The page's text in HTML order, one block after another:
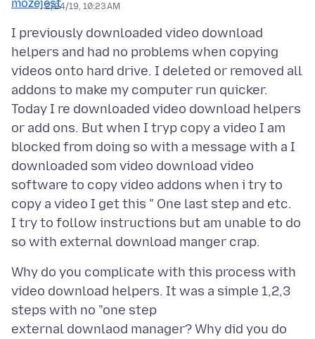
2/24/19, 10:23 AM
I previously downloaded video download
helpers and had no problems when copying
videos onto hard drive. I deleted or removed all
addons to make my computer run quicker.
Today I re downloaded video download helpers
or add ons. But when I tryp copy a video I am
blocked from doing so with a message with a I
downloaded som video download video
software to copy video addons when i try to
copy a video I get this " One last step and etc.
I try to follow instructions but am unable to do
Why do you complicate with this process with
video download helpers. It was a simple 1,2,3
steps with no "one step
external downlaod manager? Why did you do